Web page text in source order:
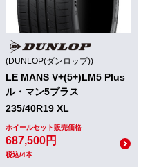
(DUNLOP(ダンロップ))
LE MANS V+(5+)LM5 Plus
ル・マン5プラス
235/40R19 XL
ホイールセット販売価格
687,500円
税込/4本